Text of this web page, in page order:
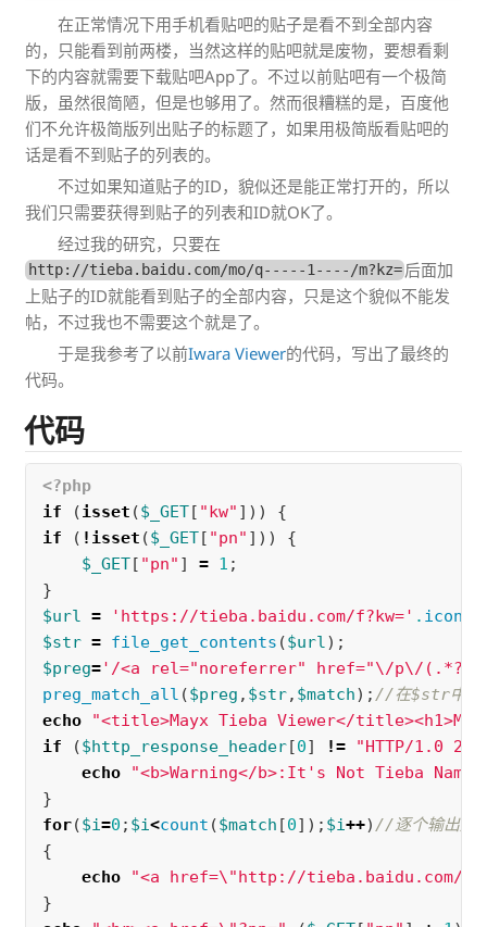
在正常情况下用手机看贴吧的贴子是看不到全部内容
的，只能看到前两楼，当然这样的贴吧就是废物，要想看剩
下的内容就需要下载贴吧App了。不过以前贴吧有一个极简
版，虽然很简陋，但是也够用了。然而很糟糕的是，百度他
们不允许极简版列出贴子的标题了，如果用极简版看贴吧的
话是看不到贴子的列表的。
不过如果知道贴子的ID，貌似还是能正常打开的，所以
我们只需要获得到贴子的列表和ID就OK了。
经过我的研究，只要在
http://tieba.baidu.com/mo/q-----1----/m?kz= 后面加
上贴子的ID就能看到贴子的全部内容，只是这个貌似不能发
帖，不过我也不需要这个就是了。
于是我参考了以前Iwara Viewer的代码，写出了最终的
代码。
代码
<?php
if
(isset ($_GET[ "kw" ]))
{
if
( ! isset ($_GET[ "pn" ]))
{
$_GET[ "pn" ] = 1 ;
}
$url = 'https://tieba.baidu.com/f?kw=' . iconv
$str = file_get_contents ($url);
$preg='/<a rel="noreferrer" href="\/p\/
preg_match_all ($preg , $str, $match); //在$str中搜
echo
"<title>Mayx Tieba Viewer</
if
($http_response_header[0] !=
"HTTP/1.0 200
echo
"<b>Warning</b>:It's Not Tieba
}
for($i=0 ; $i<count ($match [0]); $i++) //逐个输出超
{
echo
"<a href=\"http://tieba.baidu.com/
}